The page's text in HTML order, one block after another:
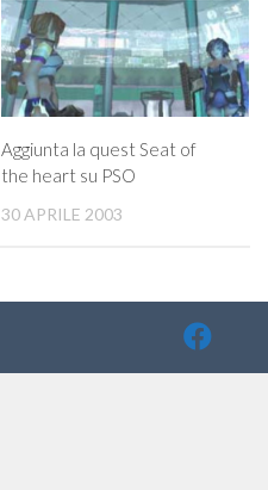
Aggiunta la quest Seat of
the heart su PSO
30 APRILE 2003